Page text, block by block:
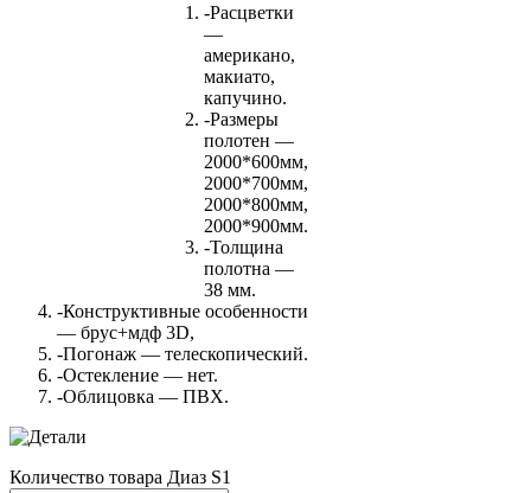
-Расцветки
—
американо,
макиато,
капучино.
-Размеры
полотен —
2000*600мм,
2000*700мм,
2000*800мм,
2000*900мм.
-Толщина
полотна —
38 мм.
-Конструктивные особенности
— брус+мдф 3D,
-Погонаж — телескопический.
-Остекление — нет.
-Облицовка — ПВХ.
Количество товара Диаз S1